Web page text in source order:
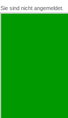
Sie sind nicht angemeldet.